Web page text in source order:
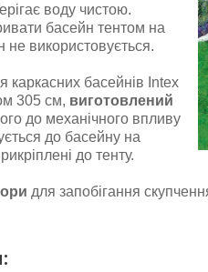
воду чистою.
басейн тентом на
не використовується.
каркасних басейнів Intex
305 см, виготовлений
до механічного впливу
до басейну на
до тенту.
для запобігання